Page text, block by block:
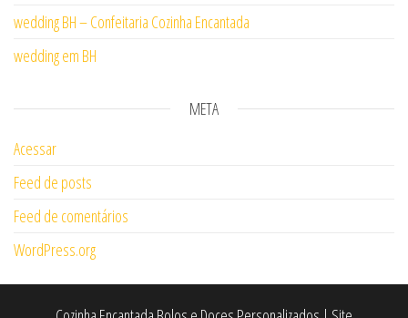
wedding BH – Confeitaria Cozinha Encantada
wedding em BH
META
Acessar
Feed de posts
Feed de comentários
WordPress.org